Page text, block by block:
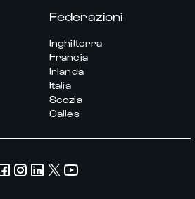
Federazioni
Inghilterra
Francia
Irlanda
Italia
Scozia
Galles